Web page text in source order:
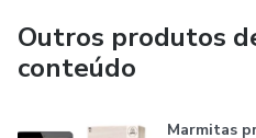
Outros produtos
conteúdo
Marmitas